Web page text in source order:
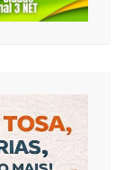
29 E 30/6
DE